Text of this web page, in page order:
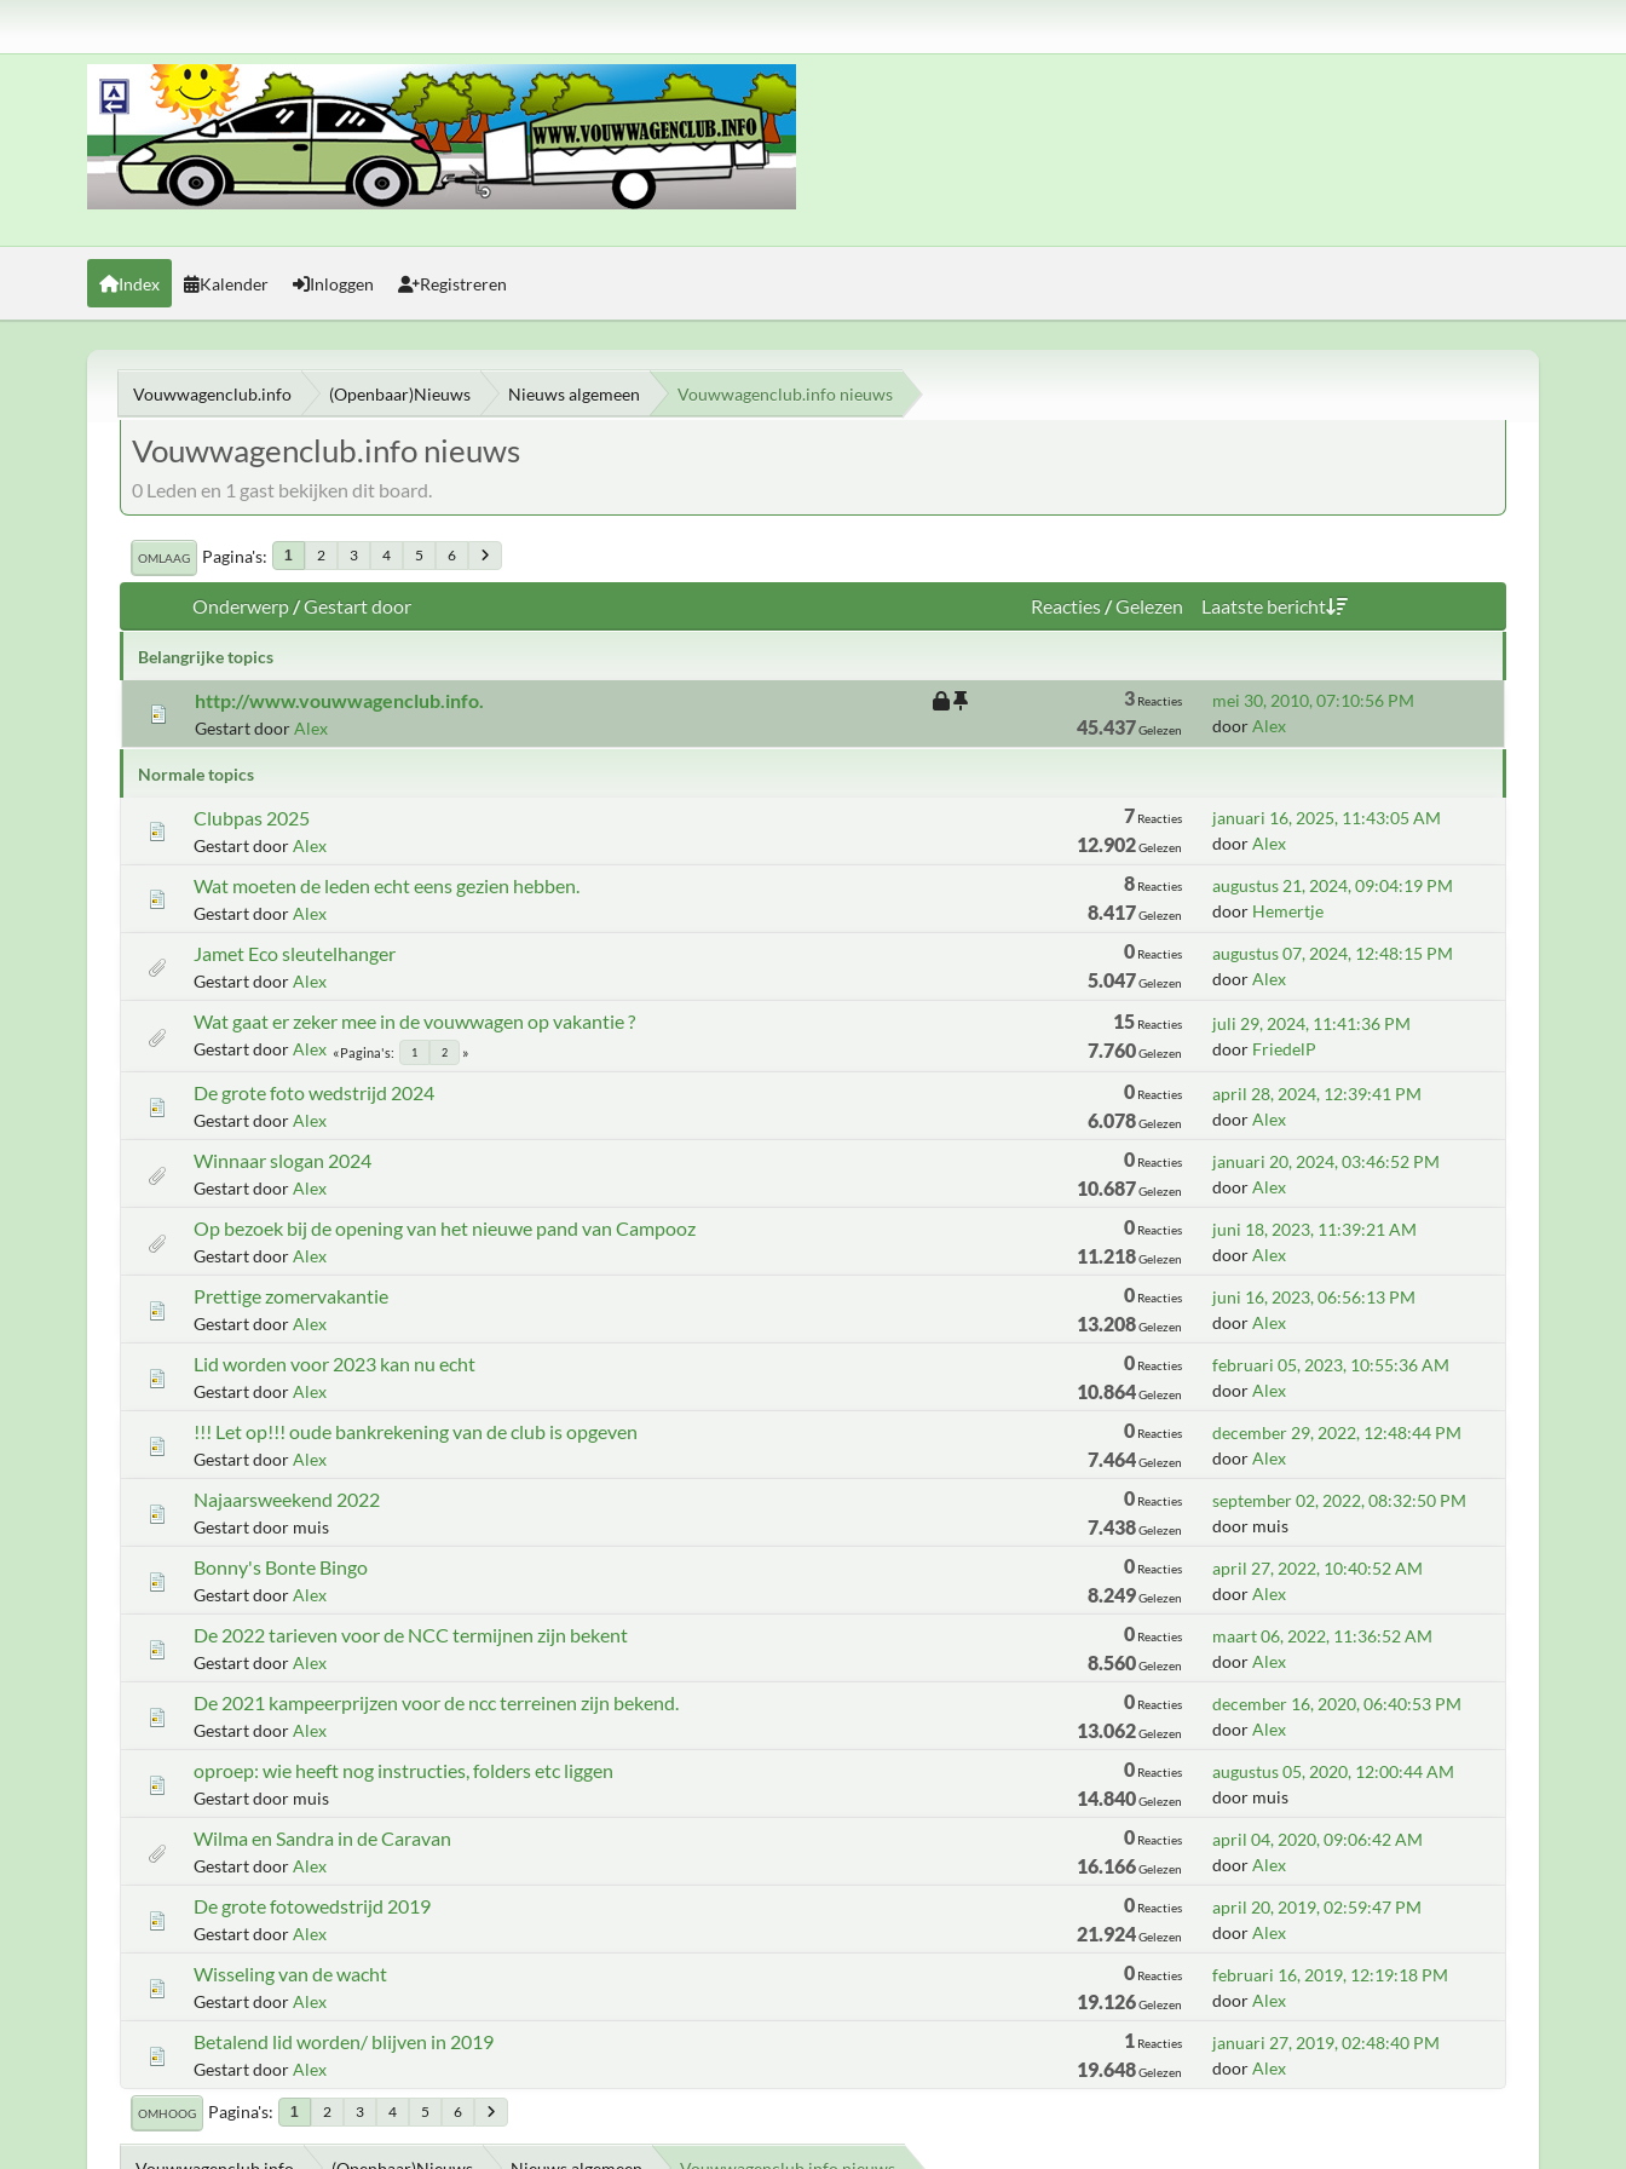
Index Kalender Inloggen Registreren
Vouwwagenclub.info (Openbaar)Nieuws Nieuws algemeen Vouwwagenclub.info nieuws
Vouwwagenclub.info nieuws
0 Leden en 1 gast bekijken dit board.
OMLAAG Pagina's 1 2 3 4 5 6
Onderwerp/Gestart door Reacties/Gelezen Laatste bericht
Belangrijke topics
http://www.vouwwagenclub.info.
Gestart doorAlex
3Reacties
45.437Gelezen
mei 30, 2010, 07:10:56 PM
doorAlex
Normale topics
Clubpas 2025
Gestart doorAlex
7 Reacties
12.902Gelezen
januari 16, 2025, 11:43:05 AM
doorAlex
Wat moeten de leden echt eens gezien hebben.
Gestart doorAlex
8 Reacties
8.417Gelezen
augustus 21, 2024, 09:04:19 PM
door Hemertje
Jamet Eco sleutelhanger
Gestart doorAlex
0 Reacties
5.047Gelezen
augustus 07, 2024, 12:48:15 PM
doorAlex
Wat gaat er zeker mee in de vouwwagen op vakantie ?
Gestart doorAlex Pagina's 1 2
15 Reacties
7.760Gelezen
juli 29, 2024, 11:41:36 PM
door FriedelP
De grote foto wedstrijd 2024
Gestart doorAlex
0 Reacties
6.078Gelezen
april 28, 2024, 12:39:41 PM
doorAlex
Winnaar slogan 2024
Gestart doorAlex
0 Reacties
10.687Gelezen
januari 20, 2024, 03:46:52 PM
doorAlex
Op bezoek bij de opening van het nieuwe pand van Campooz
Gestart doorAlex
0 Reacties
11.218Gelezen
juni 18, 2023, 11:39:21 AM
doorAlex
Prettige zomervakantie
Gestart doorAlex
0 Reacties
13.208Gelezen
juni 16, 2023, 06:56:13 PM
doorAlex
Lid worden voor 2023 kan nu echt
Gestart doorAlex
0 Reacties
10.864Gelezen
februari 05, 2023, 10:55:36 AM
doorAlex
!!! Let op!!! oude bankrekening van de club is opgeven
Gestart doorAlex
0 Reacties
7.464Gelezen
december 29, 2022, 12:48:44 PM
doorAlex
Najaarsweekend 2022
Gestart door muis
0 Reacties
7.438Gelezen
september 02, 2022, 08:32:50 PM
door muis
Bonny's Bonte Bingo
Gestart doorAlex
0 Reacties
8.249Gelezen
april 27, 2022, 10:40:52 AM
doorAlex
De 2022 tarieven voor de NCC termijnen zijn bekent
Gestart doorAlex
0 Reacties
8.560Gelezen
maart 06, 2022, 11:36:52 AM
doorAlex
De 2021 kampeerprijzen voor de ncc terreinen zijn bekend.
Gestart doorAlex
0 Reacties
13.062Gelezen
december 16, 2020, 06:40:53 PM
doorAlex
oproep: wie heeft nog instructies, folders etc liggen
Gestart door muis
0 Reacties
14.840Gelezen
augustus 05, 2020, 12:00:44 AM
door muis
Wilma en Sandra in de Caravan
Gestart doorAlex
0 Reacties
16.166Gelezen
april 04, 2020, 09:06:42 AM
doorAlex
De grote fotowedstrijd 2019
Gestart doorAlex
0 Reacties
21.924Gelezen
april 20, 2019, 02:59:47 PM
doorAlex
Wisseling van de wacht
Gestart doorAlex
0 Reacties
19.126Gelezen
februari 16, 2019, 12:19:18 PM
doorAlex
Betalend lid worden/ blijven in 2019
Gestart doorAlex
1 Reacties
19.648Gelezen
januari 27, 2019, 02:48:40 PM
doorAlex
OMHOOG Pagina's 1 2 3 4 5 6